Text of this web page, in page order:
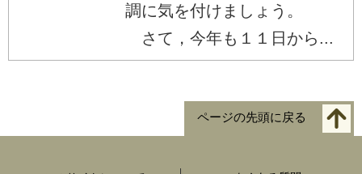
調に気を付けましょう。
さて，今年も１１日から...
ページの先頭に戻る